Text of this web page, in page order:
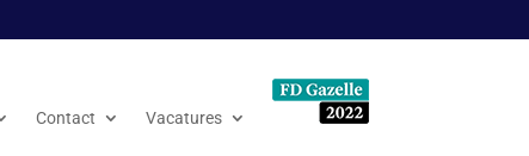
Contact Vacatures